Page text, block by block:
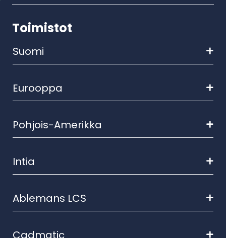
Toimistot
Suomi
Eurooppa
Pohjois-Amerikka
Intia
Ablemans LCS
Cadmatic